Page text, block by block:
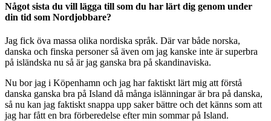
Något sista du vill lägga till som du har lärt dig genom under
din tid som Nordjobbare?
Jag fick öva massa olika nordiska språk. Där var både norska,
danska och finska personer så även om jag kanske inte är superbra
på isländska nu så är jag ganska bra på skandinaviska.
Nu bor jag i Köpenhamn och jag har faktiskt lärt mig att förstå
danska ganska bra på Island då många islänningar är bra på danska,
så nu kan jag faktiskt snappa upp saker bättre och det känns som att
jag har fått en bra förberedelse efter min sommar på Island.